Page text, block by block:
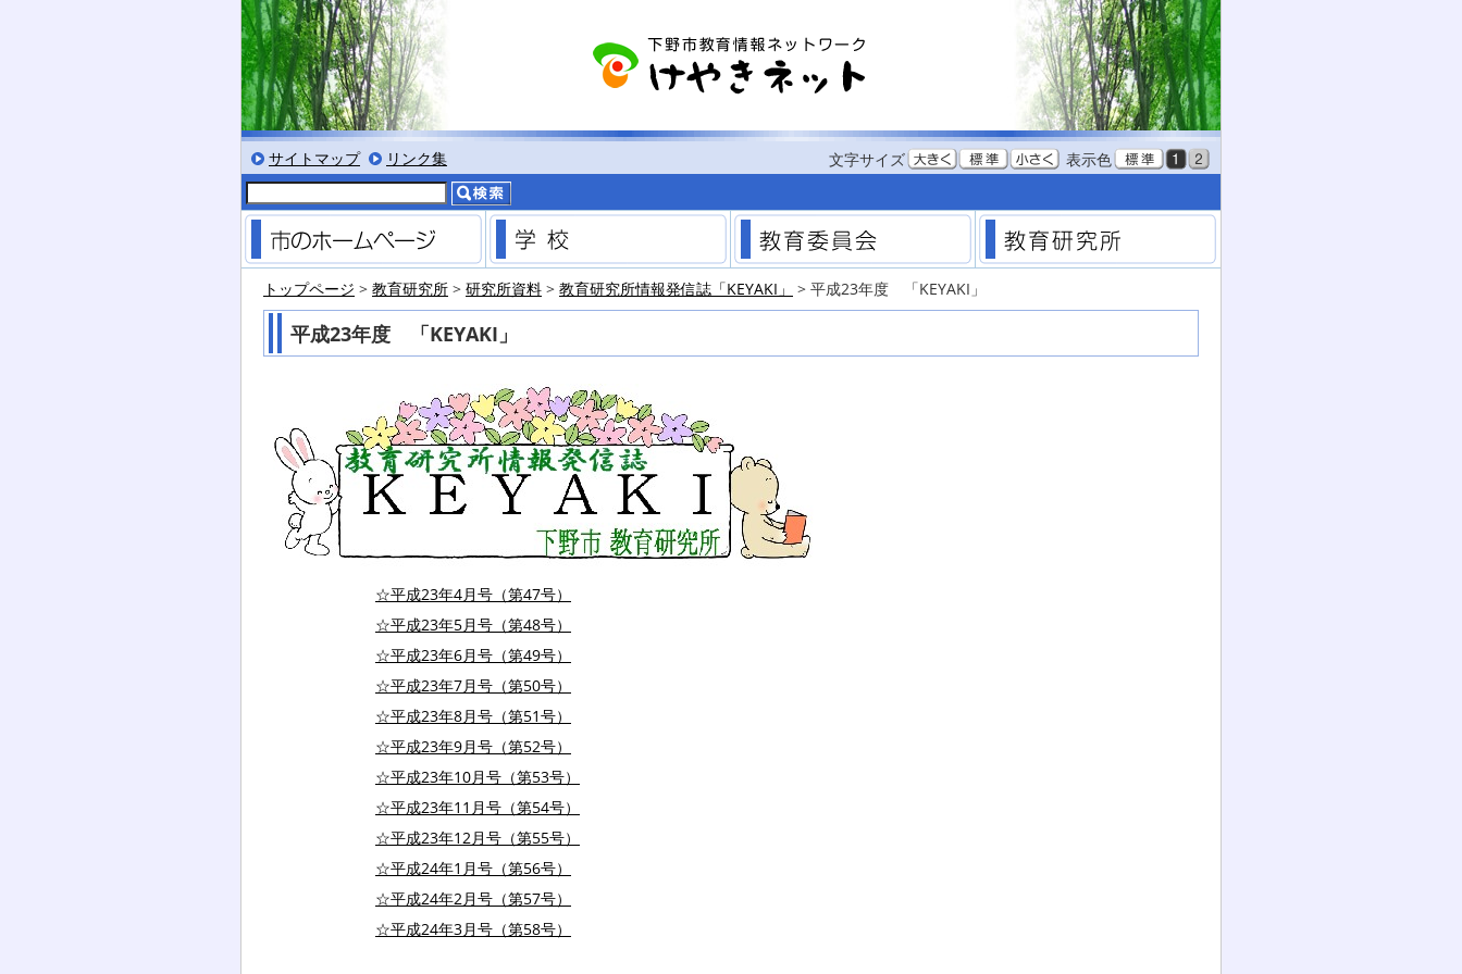
サイトマップ リンク集 文字サイズ
文字を標準サイズにする
文字を小さくする 表示色
標準色表示にする
黒背景表示にする
低コントラスト表示にする
市のホームページ 学校 教育委員会
トップページ > 教育研究所 > 研究所資料 > 教育研究所情報発信誌「KEYAKI」 > 平成23年度 「KEYAKI」
平成23年度 「KEYAKI」
☆平成23年4月号（第47号）
☆平成23年5月号（第48号）
☆平成23年6月号（第49号）
☆平成23年7月号（第50号）
☆平成23年8月号（第51号）
☆平成23年9月号（第52号）
☆平成23年10月号（第53号）
☆平成23年11月号（第54号）
☆平成23年12月号（第55号）
☆平成24年1月号（第56号）
☆平成24年2月号（第57号）
☆平成24年3月号（第58号）